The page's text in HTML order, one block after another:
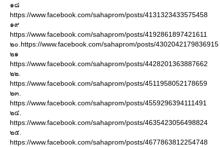
๑๘
https://www.facebook.com/sahaprom/posts/4131323433575458
๑๙
https://www.facebook.com/sahaprom/posts/4192861897421611
๒๐.https://www.facebook.com/sahaprom/posts/4302042179836915
๒๑
https://www.facebook.com/sahaprom/posts/4428201363887662
๒๒.
https://www.facebook.com/sahaprom/posts/4511958052178659
๒๓.
https://www.facebook.com/sahaprom/posts/4559296394111491
๒๔.
https://www.facebook.com/sahaprom/posts/4635423056498824
๒๕.
https://www.facebook.com/sahaprom/posts/4677863812254748